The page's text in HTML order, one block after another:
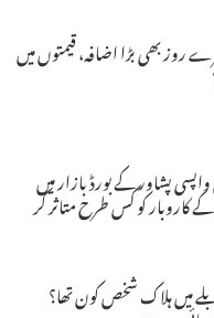
بھی بڑا اضافہ، قیمتوں میں
پشاور کے بورڈ بازار میں
کاروبار کو کس طرح متاثر کر
میں ہلاک شخص کون تھا؟